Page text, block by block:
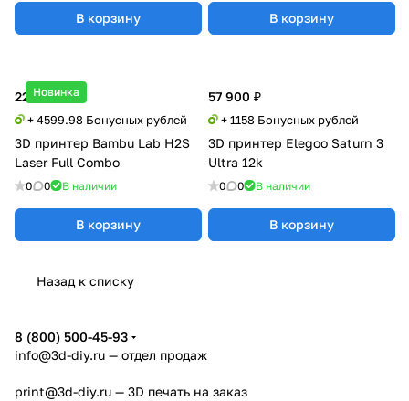
В корзину В корзину
Новинка
229 999 ₽
+ 4599.98 Бонусных рублей
3D принтер Bambu Lab H2S
Laser Full Combo
0 0 В наличии
В корзину
57 900 ₽
+ 1158 Бонусных рублей
3D принтер Elegoo Saturn 3
Ultra 12k
0 0 В наличии
В корзину
Назад к списку
8 (800) 500-45-93
info@3d-diy.ru — отдел продаж
print@3d-diy.ru — 3D печать на заказ